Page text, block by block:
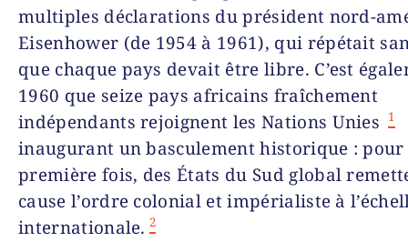
multiples déclarations du président nord-
Eisenhower (de 1954 à 1961), qui répétait
que chaque pays devait être libre. C’est
1960 que seize pays africains fraîchement
indépendants rejoignent les Nations Unies
1
inaugurant un basculement historique :
première fois, des États du Sud global
cause l’ordre colonial et impérialiste à
internationale. 2